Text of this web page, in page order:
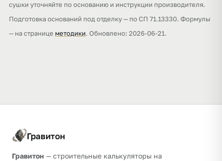
сушки уточняйте по основанию и инструкции производителя.
Подготовка оснований под отделку — по СП 71.13330. Формулы
— на странице методики. Обновлено: 2026-06-21.
Гравитон
Гравитон — строительные калькуляторы на